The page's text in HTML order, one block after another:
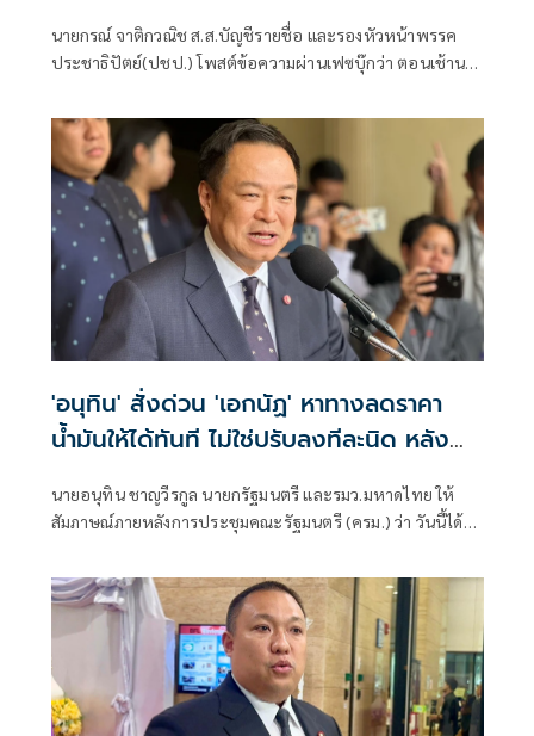
นายกรณ์ จาติกวณิช ส.ส.บัญชีรายชื่อ และรองหัวหน้าพรรค
ประชาธิปัตย์(ปชป.) โพสต์ข้อความผ่านเฟซบุ๊กว่า ตอนเช้านา
ลดราคาน้ำมันพรุ่งนี้เช้าทันที
'อนุทิน' สั่งด่วน 'เอกนัฏ' หาทางลดราคา
น้ำมันให้ได้ทันที ไม่ใช่ปรับลงทีละนิด หลัง
นายอนุทิน ชาญวีรกูล นายกรัฐมนตรี และรมว.มหาดไทย ให้
สัมภาษณ์ภายหลังการประชุมคณะรัฐมนตรี (ครม.) ว่า วันนี้ได้สั่ง
ราคาขายปลีกน้ำมันลงให้ได้ เหตุผลคือประชาชนทั่วไปได้รับ
ทราบราคาน้ำในตลาดโลกได้ลดลงแล้วและราคาอยู่ในระดับที่
ทรงตัว ราคาขายปลีกในประเทศก็สมควรที่จะลดลง